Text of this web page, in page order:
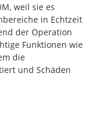
weil sie es
in Echtzeit
der Operation
Funktionen wie
die
und Schäden